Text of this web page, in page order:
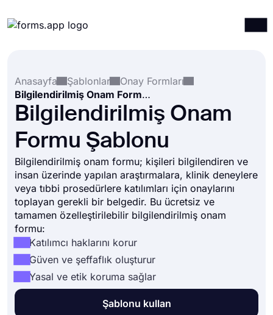
Entegrasyonlar
Şablonlar
Kaynaklar
Anasayfa
Şablonlar
Onay Formları
Bilgilendirilmiş Onam Formu Şablonu
Bilgilendirilmiş Onam
Formu Şablonu
Bilgilendirilmiş onam formu; kişileri bilgilendiren ve
insan üzerinde yapılan araştırmalara, klinik deneylere
veya tıbbi prosedürlere katılımları için onaylarını
toplayan gerekli bir belgedir. Bu ücretsiz ve
tamamen özelleştirilebilir bilgilendirilmiş onam
formu:
Katılımcı haklarını korur
Güven ve şeffaflık oluşturur
Yasal ve etik koruma sağlar
Şablonu kullan